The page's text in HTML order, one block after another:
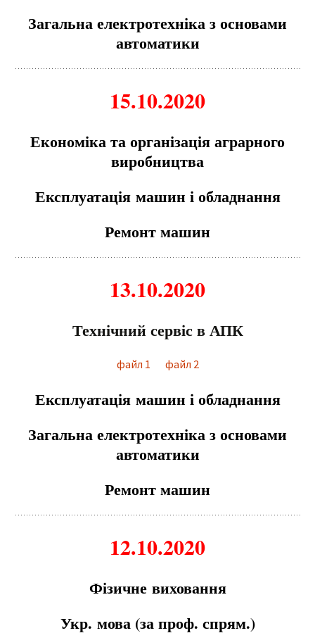
Загальна електротехніка з основами
автоматики
15.10.2020
Економіка та організація аграрного
виробництва
Експлуатація машин і обладнання
Ремонт машин
13.10.2020
Технічний сервіс в АПК
файл 1 файл 2
Експлуатація машин і обладнання
Загальна електротехніка з основами
автоматики
Ремонт машин
12.10.2020
Фізичневиховання
Укр. мова (за проф. спрям.)